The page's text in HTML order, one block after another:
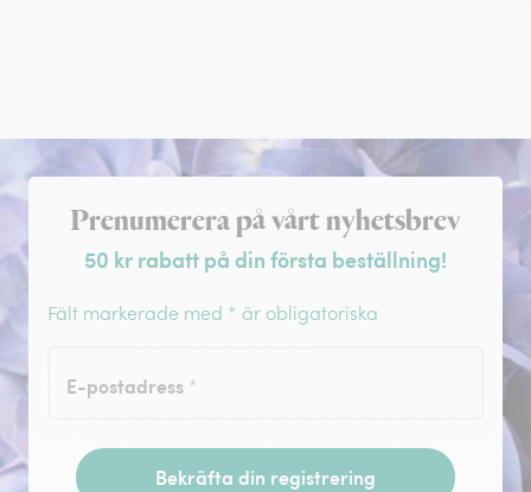
Registrera dig för nyhetsbrev
Prenumerera på vårt nyhetsbrev
50 kr rabatt på din första beställning!
Fält markerade med * är obligatoriska
E-postadress *
Bekräfta din registrering